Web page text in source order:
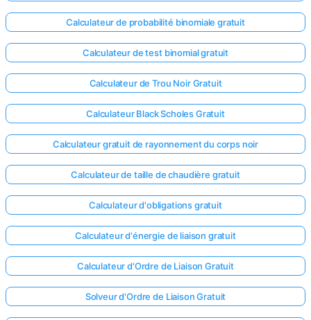
Calculateur de probabilité binomiale gratuit
Calculateur de test binomial gratuit
Calculateur de Trou Noir Gratuit
Calculateur Black Scholes Gratuit
Calculateur gratuit de rayonnement du corps noir
Calculateur de taille de chaudière gratuit
Calculateur d'obligations gratuit
Calculateur d'énergie de liaison gratuit
Calculateur d'Ordre de Liaison Gratuit
Solveur d'Ordre de Liaison Gratuit